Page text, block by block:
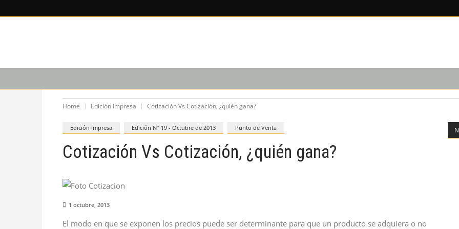
Home Edición Impresa Cotización Vs Cotización, ¿quién gana?
Edición Impresa Edición N° 19 - Octubre de 2013 Punto de Venta
Cotización Vs Cotización, ¿quién gana?
1 octubre, 2013
El modo en que se exponen los precios puede ser determinante para que un producto se adquiera o no